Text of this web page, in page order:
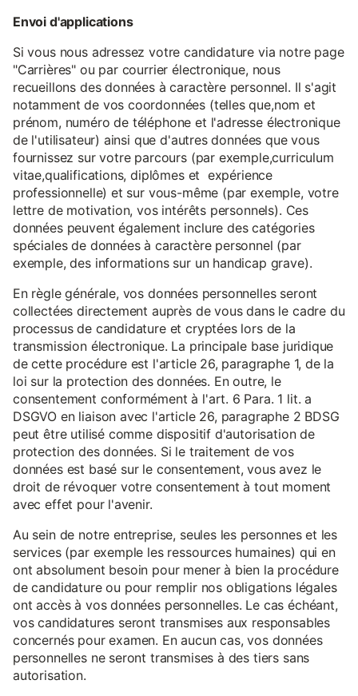
Envoi d'applications
Si vous nous adressez votre candidature via notre page
"Carrières" ou par courrier électronique, nous
recueillons des données à caractère personnel. Il s'agit
notamment de vos coordonnées (telles que,nom et
prénom, numéro de téléphone et l'adresse électronique
de l'utilisateur) ainsi que d'autres données que vous
fournissez sur votre parcours (par exemple,curriculum
vitae,qualifications, diplômes et expérience
professionnelle) et sur vous-même (par exemple, votre
lettre de motivation, vos intérêts personnels). Ces
données peuvent également inclure des catégories
spéciales de données à caractère personnel (par
exemple, des informations sur un handicap grave).
En règle générale, vos données personnelles seront
collectées directement auprès de vous dans le cadre du
processus de candidature et cryptées lors de la
transmission électronique. La principale base juridique
de cette procédure est l'article 26, paragraphe 1, de la
loi sur la protection des données. En outre, le
consentement conformément à l'art. 6 Para. 1 lit. a
DSGVO en liaison avec l'article 26, paragraphe 2 BDSG
peut être utilisé comme dispositif d'autorisation de
protection des données. Si le traitement de vos
données est basé sur le consentement, vous avez le
droit de révoquer votre consentement à tout moment
avec effet pour l'avenir.
Au sein de notre entreprise, seules les personnes et les
services (par exemple les ressources humaines) qui en
ont absolument besoin pour mener à bien la procédure
de candidature ou pour remplir nos obligations légales
ont accès à vos données personnelles. Le cas échéant,
vos candidatures seront transmises aux responsables
concernés pour examen. En aucun cas, vos données
personnelles ne seront transmises à des tiers sans
autorisation.